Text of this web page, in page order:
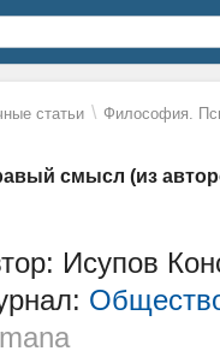
статьи \ Философия.
смысл (из
Исупов